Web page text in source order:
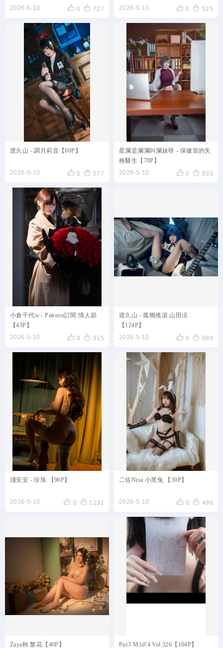
2026-5-10  0  727 2026-5-10  0  525
渡久山 - 調月莉音【60P】
2026-5-10  0  577
星瀾是瀾瀾叫瀾妹呀 - 保健室的失
格醫生【70P】
2026-5-10
 0  833
小倉千代w - Patreon訂閱 情人節
【43P】
2026-5-10
 0  915
渡久山 - 孤獨搖滾 山田涼
【124P】
2026-5-10
 0  689
淺安安 - 珍珠 【96P】
2026-5-10  0  1231
二佐Nisa 小黑兔 【30P】
2026-5-10  0  496
Zaya秋 繁花【40P】 Pur3 M3d!4 Vol.326【104P】